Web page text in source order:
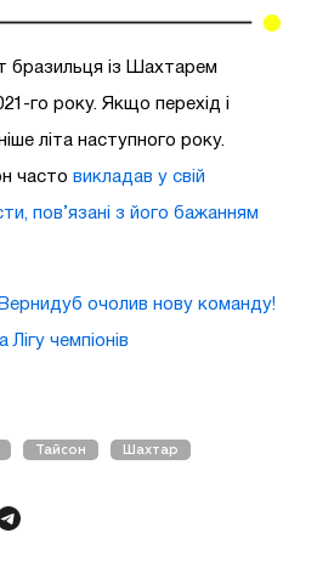
бразильця із Шахтарем
го року. Якщо перехід і
літа наступного року.
часто викладав у свій
пов’язані з його бажанням
очолив нову команду!
чемпіонів
Тайсон Шахтар